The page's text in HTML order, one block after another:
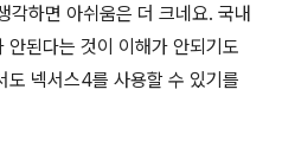
각하면 아쉬움은 더 크네요. 국내
안된다는 것이 이해가 안되기도
도 넥서스4를 사용할 수 있기를